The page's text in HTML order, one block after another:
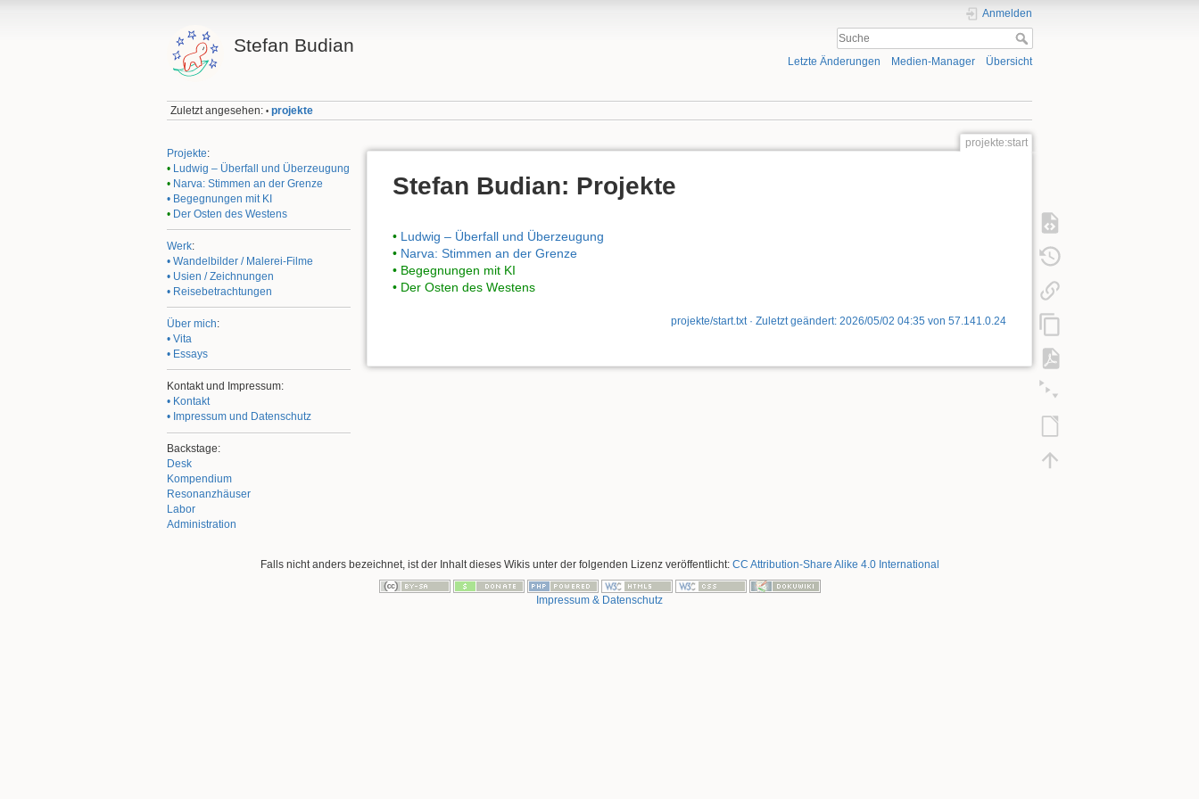
Stefan Budian
Anmelden
Letzte Änderungen Medien-Manager Übersicht
Zuletzt angesehen: • projekte
Projekte:
• Ludwig – Überfall und Überzeugung
• Narva: Stimmen an der Grenze
• Begegnungen mit KI
• Der Osten des Westens
Werk:
• Wandelbilder / Malerei-Filme
• Usien / Zeichnungen
• Reisebetrachtungen
Über mich:
• Vita
• Essays
Kontakt und Impressum:
• Kontakt
• Impressum und Datenschutz
Backstage:
Desk
Kompendium
Resonanzhäuser
Labor
Administration
projekte:start
Stefan Budian: Projekte
• Ludwig – Überfall und Überzeugung
• Narva: Stimmen an der Grenze
• Begegnungen mit KI
• Der Osten des Westens
projekte/start.txt · Zuletzt geändert: 2026/05/02 04:35 von 57.141.0.24
Falls nicht anders bezeichnet, ist der Inhalt dieses Wikis unter der folgenden Lizenz veröffentlicht: CC Attribution-Share Alike 4.0 International
Impressum & Datenschutz